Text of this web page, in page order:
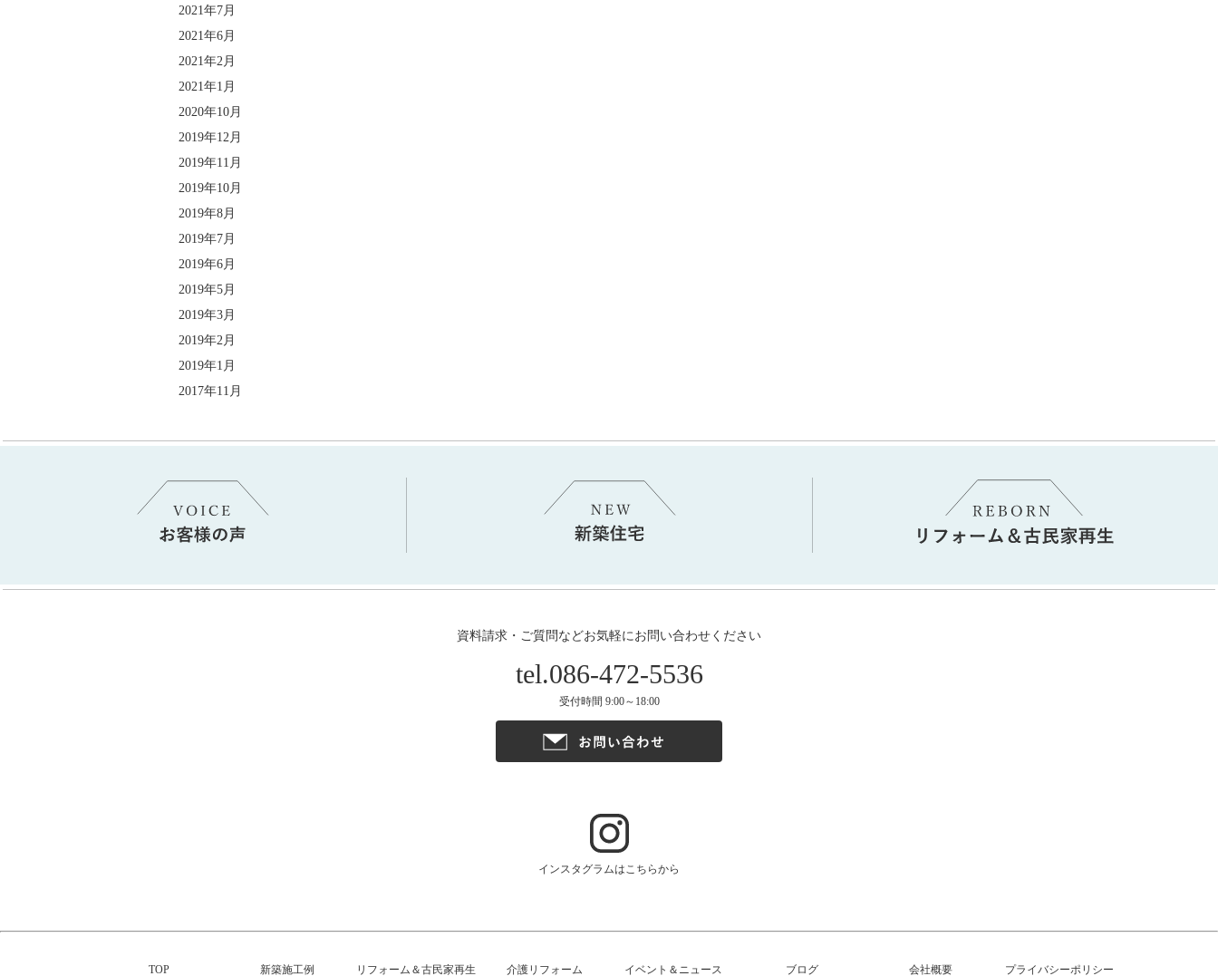
2021年7月
2021年6月
2021年2月
2021年1月
2020年10月
2019年12月
2019年11月
2019年10月
2019年8月
2019年7月
2019年6月
2019年5月
2019年3月
2019年2月
2019年1月
2017年11月
資料請求・ご質問などお気軽にお問い合わせください
tel.086-472-5536
受付時間 9:00～18:00
インスタグラムはこちらから
TOP 新築施工例 リフォーム＆古民家再生 介護リフォーム イベント＆ニュース ブログ 会社概要 プライバシーポリシー